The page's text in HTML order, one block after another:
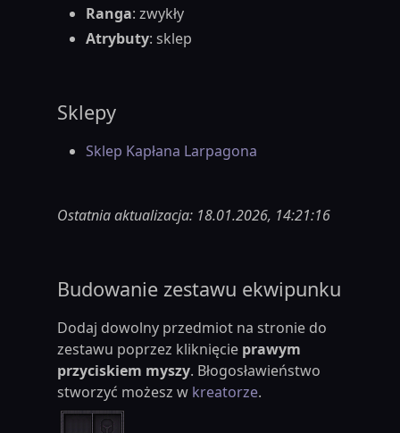
Ranga: zwykły
Atrybuty: sklep
Sklepy
Sklep Kapłana Larpagona
Ostatnia aktualizacja: 18.01.2026, 14:21:16
Budowanie zestawu ekwipunku
Dodaj dowolny przedmiot na stronie do
zestawu poprzez kliknięcie prawym
przyciskiem myszy. Błogosławieństwo
stworzyć możesz w kreatorze.